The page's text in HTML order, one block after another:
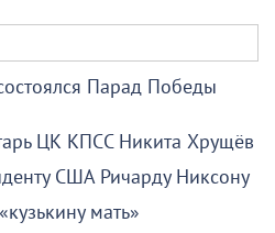
Парад Победы
ЦК КПСС Никита Хрущёв
США Ричарду Никсону
мать»